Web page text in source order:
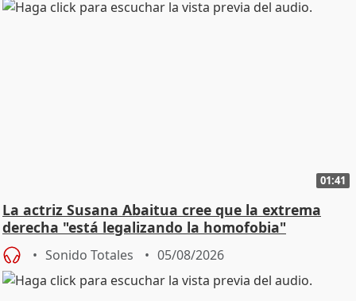
01:41
La actriz Susana Abaitua cree que la extrema
derecha "está legalizando la homofobia"
Sonido Totales 05/08/2026